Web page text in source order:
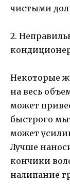
чистыми
2.
Некоторые
на весь
может
быстрого
может
Лучше
кончики
налипание